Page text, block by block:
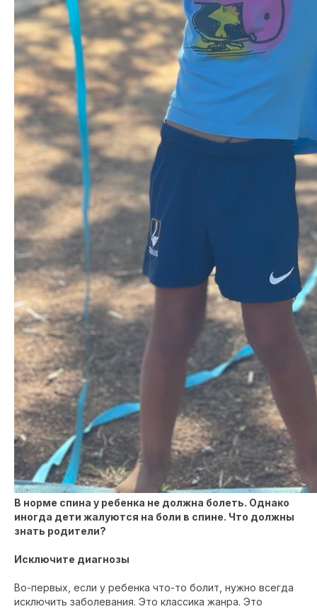
В норме спина у ребенка не должна болеть. Однако
иногда дети жалуются на боли в спине. Что должны
знать родители?
Исключите диагнозы
Во-первых, если у ребенка что-то болит, нужно всегда
исключить заболевания. Это классика жанра. Это